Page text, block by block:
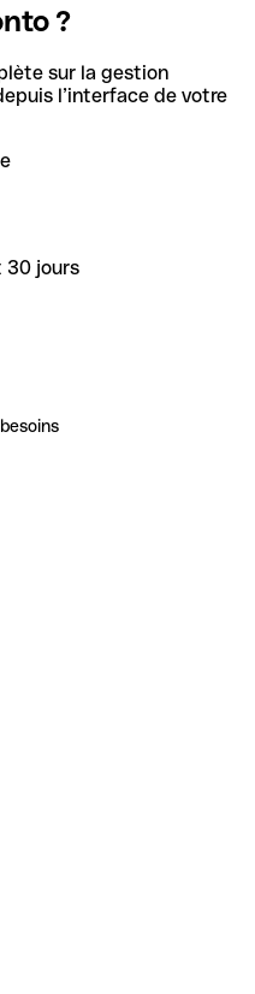
?
sur la gestion
l’interface de votre
30 jours